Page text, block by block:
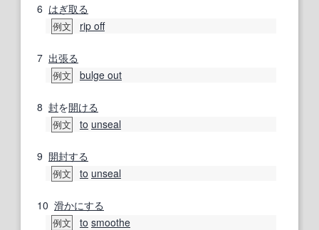
6 はぎ取る
例文 rip off
7 出張る
例文 bulge out
8 封を開ける
例文 to unseal
9 開封する
例文 to unseal
10 滑かにする
例文 to smoothe